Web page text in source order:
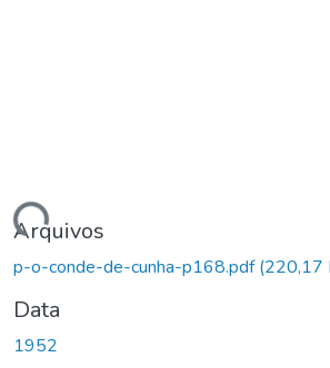
Arquivos
p-o-conde-de-cunha-p168.pdf(220,17
Data
1952